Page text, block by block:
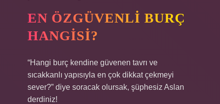
EN ÖZGÜVENLI BURÇ
HANGISI?
“Hangi burç kendine güvenen tavrı ve
sıcakkanlı yapısıyla en çok dikkat çekmeyi
sever?” diye soracak olursak, şüphesiz Aslan
derdiniz!